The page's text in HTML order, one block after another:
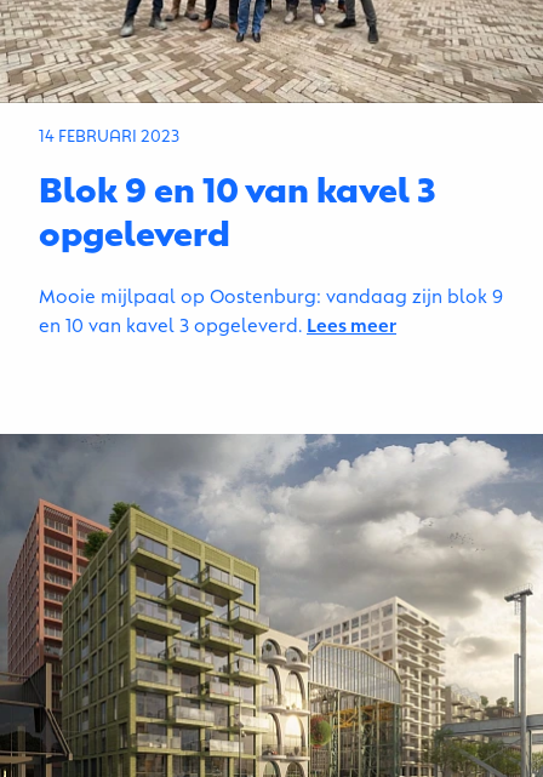
14 FEBRUARI 2023
Blok 9 en 10 van kavel 3
opgeleverd
Mooie mijlpaal op Oostenburg: vandaag zijn blok 9
en 10 van kavel 3 opgeleverd. Lees meer